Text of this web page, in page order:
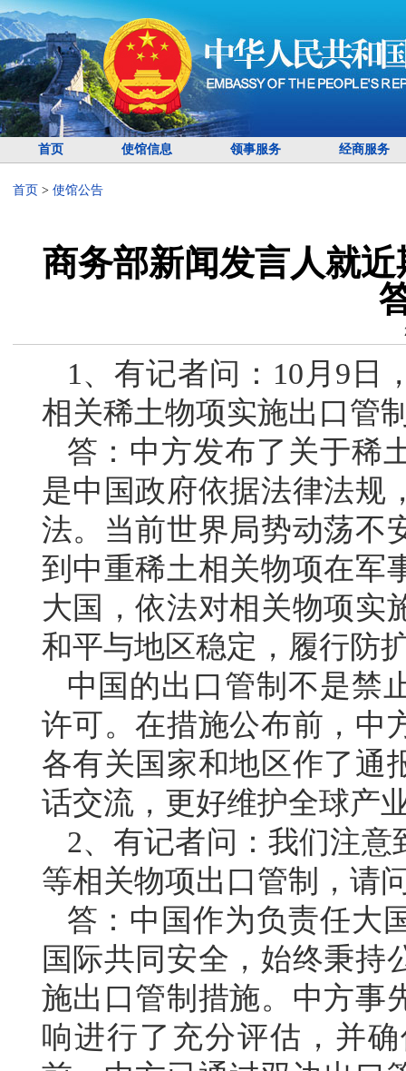
首页 使馆信息 领事服务 经商服务
首页 > 使馆公告
商务部新闻发言人就
1、有记者问：10月9日
相关稀土物项实施出口管
答：中方发布了关于稀
是中国政府依据法律法规
法。当前世界局势动荡不
到中重稀土相关物项在军
大国，依法对相关物项实
和平与地区稳定，履行防
中国的出口管制不是禁
许可。在措施公布前，中
各有关国家和地区作了通
话交流，更好维护全球产
2、有记者问：我们注
等相关物项出口管制，请
答：中国作为负责任大
国际共同安全，始终秉持
施出口管制措施。中方事
响进行了充分评估，并